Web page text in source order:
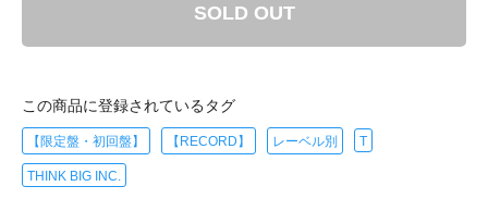
SOLD OUT
この商品に登録されているタグ
【限定盤・初回盤】 【RECORD】 レーベル別 T
THINK BIG INC.